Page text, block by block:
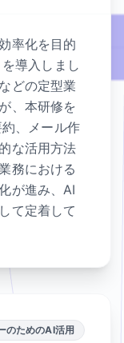
率化を目的
導入しまし
どの定型業
、本研修を
、メール作
な活用方法
務における
が進み、AI
て定着して
のためのAI活用